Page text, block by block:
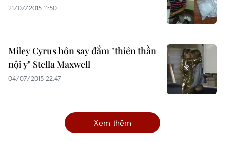
21/07/2015 11:50
Miley Cyrus hôn say đắm "thiên thần
nội y" Stella Maxwell
04/07/2015 22:47
Xem thêm